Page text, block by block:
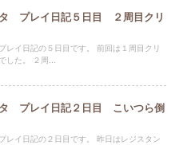
プレイ日記５日目 ２周目クリ
レイ日記の５日目です。 前回は１周目クリ
した。 ２周...
プレイ日記２日目 こいつら倒
レイ日記の２日目です。 昨日はレジスタン